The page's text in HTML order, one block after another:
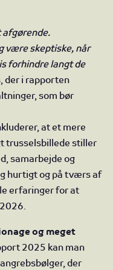
afgørende.
være skeptiske, når
forhindre langt de
der i rapporten
som bør
at et mere
trusselsbillede stiller
samarbejde og
hurtigt og på tværs af
erfaringer for at
og meget
2025 kan man
der